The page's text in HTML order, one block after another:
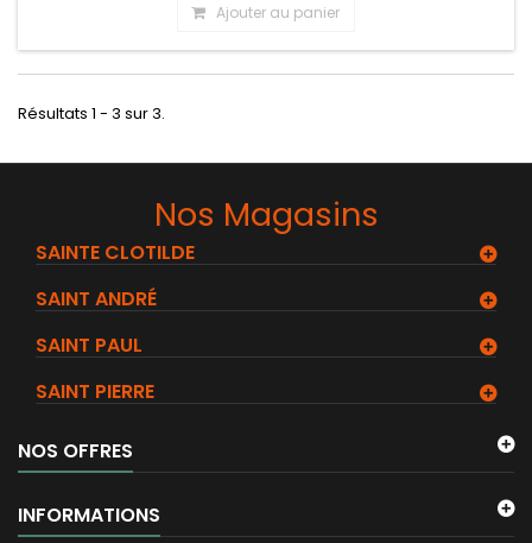
Ajouter au panier
Résultats 1 - 3 sur 3.
Nos Magasins
SAINTE CLOTILDE
SAINT ANDRÉ
SAINT PAUL
SAINT PIERRE
NOS OFFRES
INFORMATIONS